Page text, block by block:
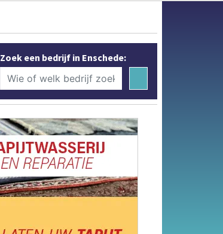
Zoek een bedrijf in Enschede: